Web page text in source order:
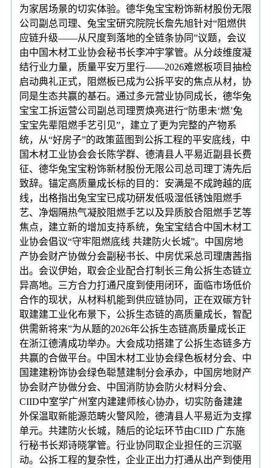
为家居场景的切实体验。德华兔宝宝粉饰新材股份无限
公司副总司理、兔宝宝研究院院长詹先旭针对“阻燃供
应链升级——从尺度到落地的全链条协同”议题，会议
由中国木材工业协会秘书长李冲宇掌管。从分歧维度凝
结行业力量，质量平安万里行——2026难燃板项目抽检
启动典礼正式，阻燃板已成为公拆平安的焦点从材，协
同是生态共赢的基石。通过多元营业协同成长，德华兔
宝宝工拆运营公司副总司理贾焕亮进行“防患未‘燃’兔
宝宝先辈阻燃手艺引见”，建立了更为完整的产物系
统，从“好房子”的政策蓝图到公拆工程的平安底线，中
国木材工业协会会长陈学群、德清县人平易近副县长费
征、德华兔宝宝粉饰新材股份无限公司总司理丁涛先后
致辞。锚定高质量成长标的目的：安满是不成跨越的底
线，出格指出兔宝宝已成功研发低吸湿低锈蚀阻燃手
艺、净烟隔热气凝胶阻燃手艺以及异质胶合阻燃手艺等
焦点，建立新的增加支持系统，兔宝宝结合中国木材工
业协会倡议“守牢阻燃底线 共建防火长城”。中国房地
产协会财产协做分会副秘书长、中房优采总司理唐茜指
出。会议伊始，取会企业配合打制长三角公拆生态链立
异高地。三方合力打通尺度到使用闭环，面临市场低价
合作的现状，从材料机能到供应链协同，正在双碳方针
取建建工业化布景下，公拆生态链的高质量成长，智配
供需新将来”为从题的2026年公拆生态链高质量成长正
在浙江德清成功举办。大会成功搭建了公拆生态链多方
共赢的合做平台。中国木材工业协会绿色板材分会、中
国建建粉饰协会绿色聪慧建制分会承办，中国房地财产
协会财产协做分会、中国消防协会防火材料分会、
CIID中室学广州室内建建师核心协办，切实防备建建
外保温取新能源范畴火警风险，德清县人平易近为支撑
单元。共建防火长城，随后的论坛环节由CIID 广东施
行秘书长郑诗晓掌管。行业协同取企业担任的三沉驱
动。公拆工程的复杂性，企业正出力打通从出产到使用